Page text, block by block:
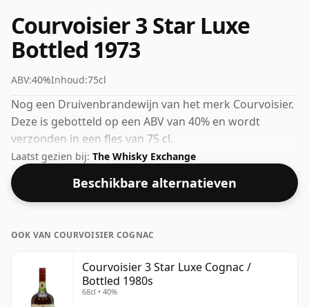
Courvoisier 3 Star Luxe
Bottled 1973
ABV:40%Inhoud:75cl
Nog een Druivenbrandewijn van het merk Courvoisier.
Deze is gebotteld op een ABV van 40% en wordt
verzonden in een fles van 75 cl.
Laatst gezien bij: The Whisky Exchange
Beschikbare alternatieven
OOK VAN COURVOISIER COGNAC
Courvoisier 3 Star Luxe Cognac /
Bottled 1980s
68cl • 40%